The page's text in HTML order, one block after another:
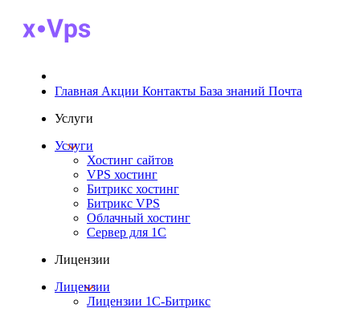
Главная Акции Контакты База знаний Почта
Услуги
Услуги
Хостинг сайтов
VPS хостинг
Битрикс хостинг
Битрикс VPS
Облачный хостинг
Cервер для 1С
Лицензии
Лицензии
Лицензии 1С-Битрикс